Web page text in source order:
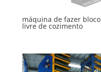
máquina de fazer bloco
livre de cozimento